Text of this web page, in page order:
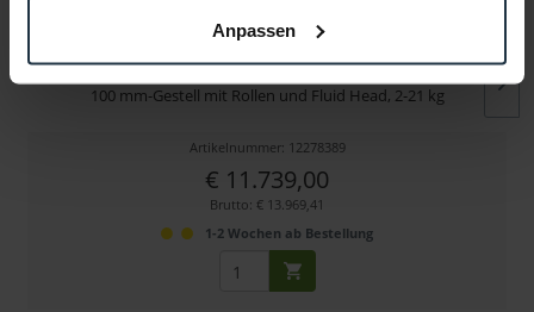
Anpassen
Miller Arrowx 5 Combo Live 30 Pedestal
100 mm-Gestell mit Rollen und Fluid Head, 2-21 kg
Artikelnummer: 12278389
€ 11.739,00
Brutto: € 13.969,41
1-2 Wochen ab Bestellung